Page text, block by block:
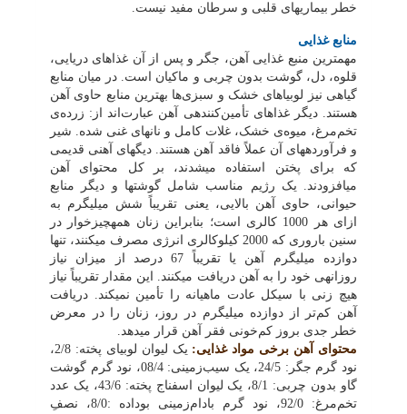
خطر بیماری‏های قلبی و سرطان مفید نیست.
منابع غذایی
مهم‏ترین منبع غذایی آهن، جگر و پس از آن غذاهای دریایی،
قلوه، دل، گوشت بدون چربی و ماکیان است. در میان منابع
گیاهی نیز لوبیاهای خشک و سبزی‌ها بهترین منابع حاوی آهن
هستند. دیگر غذاهای تأمین‌کننده‏ی آهن عبارت‌اند از: زرده‌ی
تخم‌مرغ، میوه‌ی خشک، غلات کامل و نان‏های غنی شده. شیر
و فرآورده‏های آن عملاً فاقد آهن هستند. دیگ‏های آهنی قدیمی
که برای پختن استفاده می‏شدند، بر کل محتوای آهن
می‏افزودند. یک رژیم مناسب شامل گوشت‏ها و دیگر منابع
حیوانی، حاوی آهن بالایی، یعنی تقریباً شش میلی‏گرم به
ازای هر 1000 کالری است؛ بنابراین زنان همه‏چیزخوار در
سنین باروری که 2000 کیلوکالری انرژی مصرف می‏کنند، تنها
دوازده میلی‏گرم آهن یا تقریباً 67 درصد از میزان نیاز
روزانه‏ی خود را به آهن دریافت می‏کنند. این مقدار تقریباً نیاز
هیچ زنی با سیکل عادت ماهیانه را تأمین نمی‏کند. دریافت
آهن کم‌تر از دوازده میلی‏گرم در روز، زنان را در معرض
خطر جدی بروز کم‌خونی فقر آهن قرار می‏دهد.
محتوای آهن برخی مواد غذایی:
یک لیوان لوبیای پخته: 2/8،
نود گرم جگر: 24/5، یک سیب‌زمینی: 08/4، نود گرم گوشت
گاو بدون چربی: 8/1، یک لیوان اسفناج پخته: 43/6، یک عدد
تخم‌مرغ: 92/0، نود گرم بادام‌زمینی بوداده :8/0، نصفِ